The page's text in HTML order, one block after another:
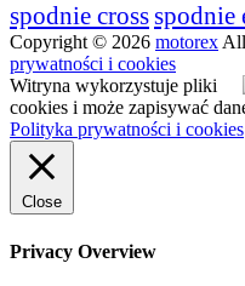
spodnie crossspodnie
Copyright © 2026 motorexAll
prywatności i cookies
Witryna wykorzystuje pliki
cookies i może zapisywać
Polityka prywatności i cookies
Close
Privacy Overview